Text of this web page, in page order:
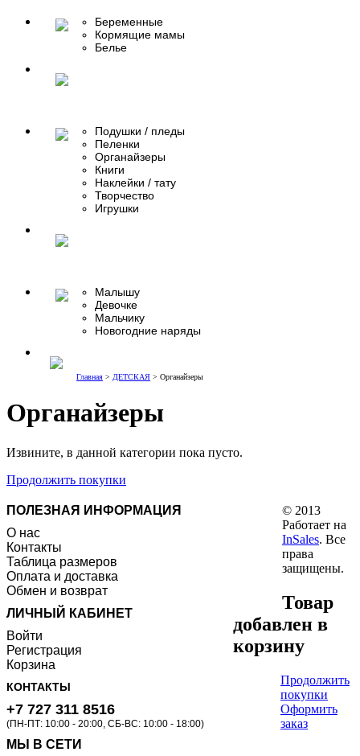
Беременные
Кормящие мамы
Белье
Подушки / пледы
Пеленки
Органайзеры
Книги
Наклейки / тату
Творчество
Игрушки
Малышу
Девочке
Мальчику
Новогодние наряды
Главная > ДЕТСКАЯ > Органайзеры
Органайзеры
Извините, в данной категории пока пусто.
Продолжить покупки
ПОЛЕЗНАЯ ИНФОРМАЦИЯ
О нас
Контакты
Таблица размеров
Оплата и доставка
Обмен и возврат
ЛИЧНЫЙ КАБИНЕТ
Войти
Регистрация
Корзина
КОНТАКТЫ
+7 727 311 8516
(ПН-ПТ: 10:00 - 20:00, СБ-ВС: 10:00 - 18:00)
МЫ В СЕТИ
© 2013
Работает на
InSales. Все
права
защищены.
Товар
добавлен в
корзину
Продолжить
покупки
Оформить
заказ